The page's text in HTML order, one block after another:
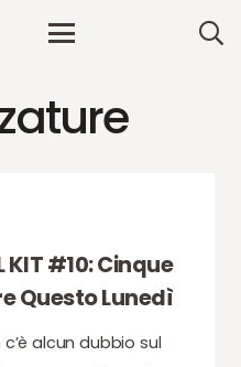
KIT #10: Cinque
Questo Lunedì
alcun dubbio sul